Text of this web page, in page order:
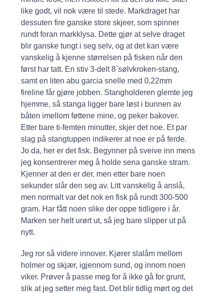
like godt, vil nok være til stede. Markdraget har
dessuten fire ganske store skjeer, som spinner
rundt foran markklysa. Dette gjør at selve draget
blir ganske tungt i seg selv, og at det kan være
vanskelig å kjenne størrelsen på fisken når den
først har tatt. En stiv 3-delt 8`sølvkroken-stang,
samt en liten abu garcia snelle med 0,22mm
fireline får gjøre jobben. Stangholderen glemte jeg
hjemme, så stanga ligger bare løst i bunnen av
båten imellom føttene mine, og peker bakover.
Etter bare ti-femten minutter, skjer det noe. Et par
slag på stangtuppen indikerer at noe er på ferde.
Jo da, her er det fisk. Begynner på sveive inn mens
jeg konsentrerer meg å holde sena ganske stram.
Kjenner at den er der, men etter bare noen
sekunder slår den seg av. Litt vanskelig å anslå,
men normalt var det nok en fisk på rundt 300-500
gram. Har fått noen slike der oppe tidligere i år.
Marken ser helt urørt ut, så jeg bare slipper ut på
nytt.
Jeg ror så videre innover. Kjører slalåm mellom
holmer og skjær, igjennom sund, og innom noen
viker. Prøver å passe meg for å ikke gå for grunt,
slik at jeg setter meg fast. Det blir tidlig mørt og det